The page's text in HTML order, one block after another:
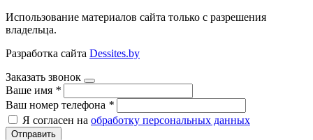
Использование материалов сайта только с разрешения
владельца.
Разработка сайта Dessites.by
Заказать звонок
Ваше имя *
Ваш номер телефона *
Я согласен на обработку персональных данных
Отправить